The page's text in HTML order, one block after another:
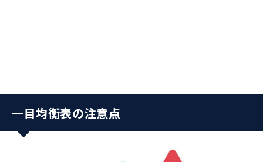
一目均衡表の注意点